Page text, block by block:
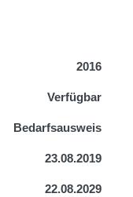
2016
Verfügbar
Bedarfsausweis
23.08.2019
22.08.2029